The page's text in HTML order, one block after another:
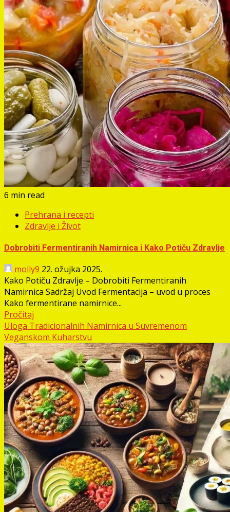
6 min read
Prehrana i recepti
Zdravlje i Život
Dobrobiti Fermentiranih Namirnica i Kako Potiču Zdravlje
molly9 22. ožujka 2025.
Kako Potiču Zdravlje – Dobrobiti Fermentiranih
Namirnica Sadržaj Uvod Fermentacija – uvod u proces
Kako fermentirane namirnice...
Pročitaj
Uloga Tradicionalnih Namirnica u Suvremenom
Veganskom Kuharstvu